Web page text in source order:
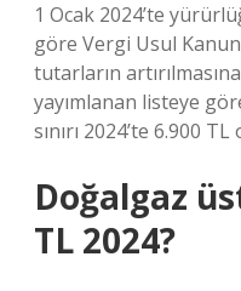
1 Ocak 2024’te
göre Vergi Usul
tutarların
yayımlanan listeye
sınırı 2024’te 6.900 TL
Doğalgaz
TL 2024?